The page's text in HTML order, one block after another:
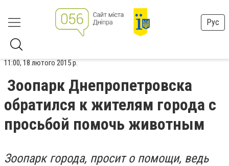
Рус
11:00, 18 лютого 2015 р.
Зоопарк Днепропетровска
обратился к жителям города с
просьбой помочь животным
Зоопарк города, просит о помощи, ведь